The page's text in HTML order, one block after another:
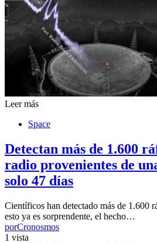
Leer más
Space
Detectan más de 1.600
radio provenientes de
solo 47 días
Científicos han detectado más de 1.600
esto ya es sorprendente, el hecho…
porCronosmos
1 vista